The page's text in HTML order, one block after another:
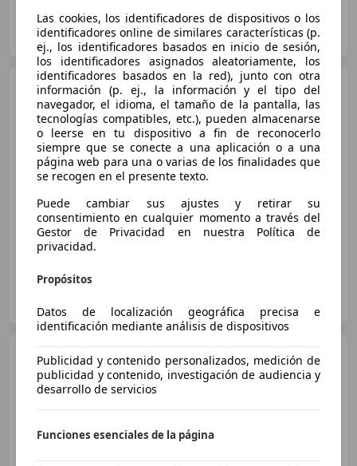
FLEXICAR ASTURIAS.
ES-33010 OVIEDO
Peugeot 5008
5008 1.6 THP
S
€ 18.000
Precio
02/2018 66.800 km Gasolina 121 kW (165 CV)
Particular
Peugeot 5008
ALLURE 1.5
BLUEHDI 130 S&S
€ 12.990
Las cookies, los identificadores de dispositivos o los
identificadores online de similares características (p.
ej., los identificadores basados en inicio de sesión,
los identificadores asignados aleatoriamente, los
identificadores basados en la red), junto con otra
información (p. ej., la información y el tipo del
navegador, el idioma, el tamaño de la pantalla, las
tecnologías compatibles, etc.), pueden almacenarse
o leerse en tu dispositivo a fin de reconocerlo
siempre que se conecte a una aplicación o a una
página web para una o varias de los finalidades que
se recogen en el presente texto.
Puede cambiar sus ajustes y retirar su
consentimiento en cualquier momento a través del
Gestor de Privacidad en nuestra Política de
privacidad.
Propósitos
Datos de localización geográfica precisa e
identificación mediante análisis de dispositivos
Publicidad y contenido personalizados, medición de
publicidad y contenido, investigación de audiencia y
desarrollo de servicios
Funciones esenciales de la página